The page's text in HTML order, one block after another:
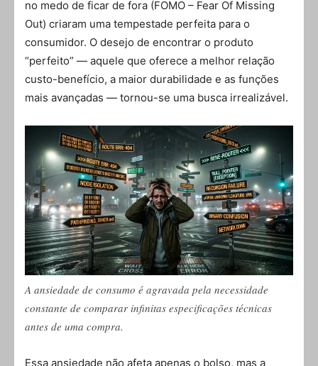
no medo de ficar de fora (FOMO – Fear Of Missing
Out) criaram uma tempestade perfeita para o
consumidor. O desejo de encontrar o produto
“perfeito” — aquele que oferece a melhor relação
custo-benefício, a maior durabilidade e as funções
mais avançadas — tornou-se uma busca irrealizável.
A ansiedade de consumo é agravada pela necessidade
constante de comparar infinitas especificações técnicas
antes de uma compra.
Essa ansiedade não afeta apenas o bolso, mas a